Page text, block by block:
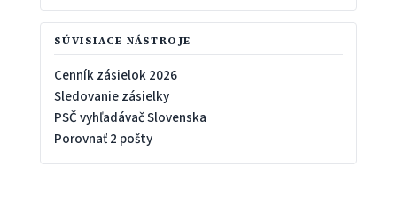
SÚVISIACE NÁSTROJE
Cenník zásielok 2026
Sledovanie zásielky
PSČ vyhľadávač Slovenska
Porovnať 2 pošty